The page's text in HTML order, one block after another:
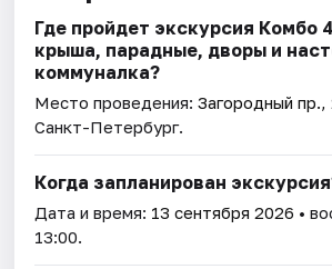
Где пройдет экскурсия Комбо
крыша, парадные, дворы и
коммуналка?
Место проведения:Загородный пр.,
Санкт-Петербург.
Когда запланирован
Дата и время: 13 сентября 2026 •
13:00.